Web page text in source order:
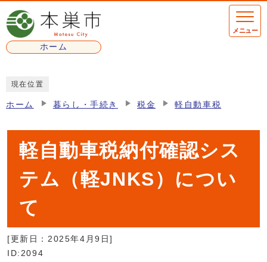
ページの先頭です
ホーム
メニュー
現在位置
ホーム 暮らし・手続き 税金 軽自動車税
軽自動車税納付確認シス
テム（軽JNKS）につい
て
[更新日： 2025年4月9日]
ID:2094